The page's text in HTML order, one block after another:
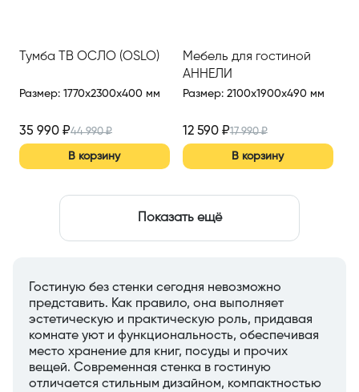
Тумба ТВ ОСЛО (OSLO)
Размер: 1770x2300x400 мм
35 990 ₽44 990₽
В корзину
Мебель для гостиной
АННЕЛИ
Размер: 2100x1900x490 мм
12 590₽17 990₽
В корзину
Показать ещё
Гостиную без стенки сегодня невозможно
представить. Как правило, она выполняет
эстетическую и практическую роль, придавая
комнате уют и функциональность, обеспечивая
место хранение для книг, посуды и прочих
вещей. Современная стенка в гостиную
отличается стильным дизайном, компактностью